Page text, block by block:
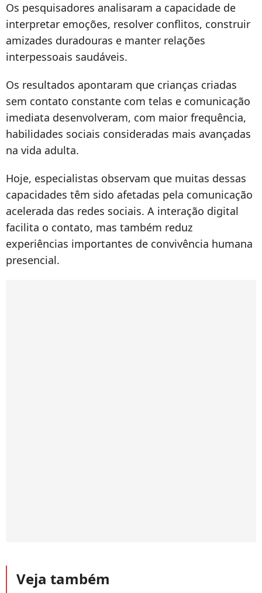
Os pesquisadores analisaram a capacidade de
interpretar emoções, resolver conflitos, construir
amizades duradouras e manter relações
interpessoais saudáveis.
Os resultados apontaram que crianças criadas
sem contato constante com telas e comunicação
imediata desenvolveram, com maior frequência,
habilidades sociais consideradas mais avançadas
na vida adulta.
Hoje, especialistas observam que muitas dessas
capacidades têm sido afetadas pela comunicação
acelerada das redes sociais. A interação digital
facilita o contato, mas também reduz
experiências importantes de convivência humana
presencial.
Veja também